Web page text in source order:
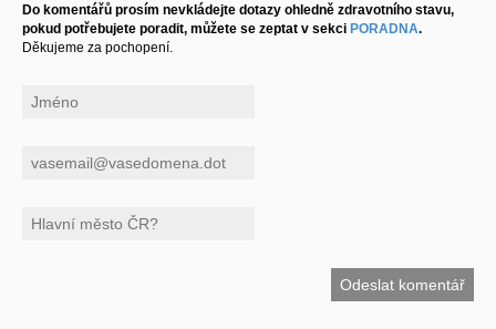
Do komentářů prosím nevkládejte dotazy ohledně zdravotního stavu,
pokud potřebujete poradit, můžete se zeptat v sekci PORADNA.
Děkujeme za pochopení.